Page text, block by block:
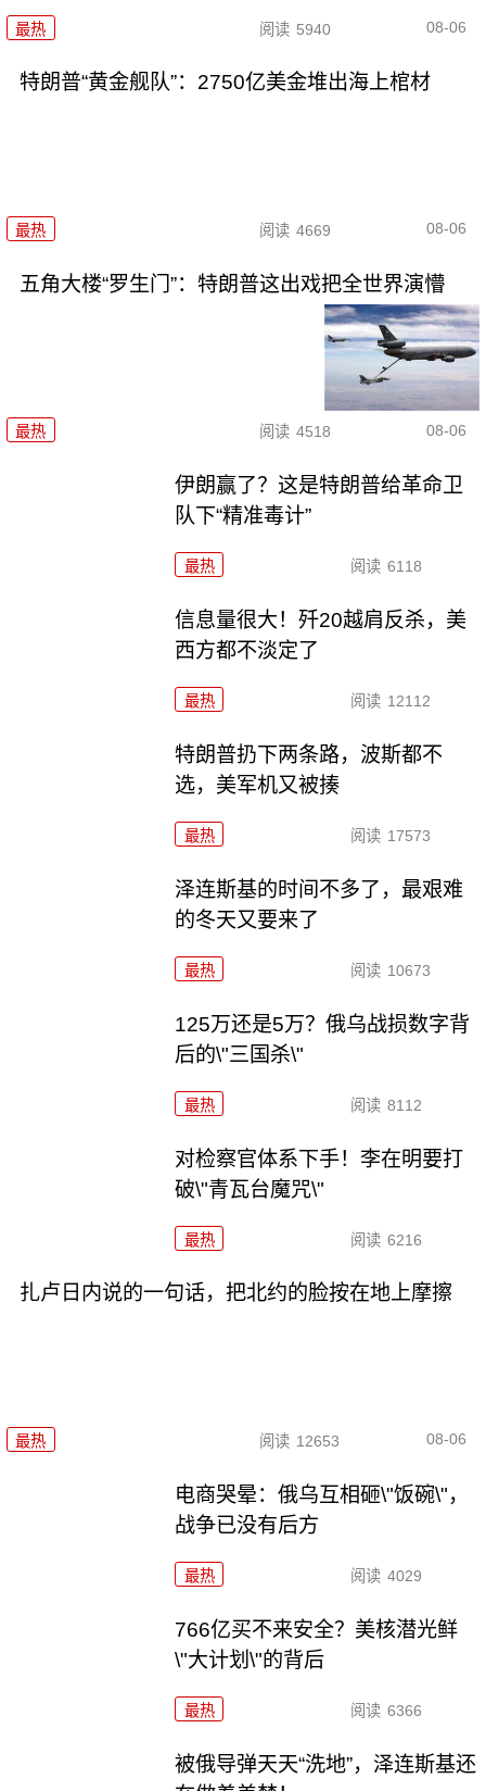
最热 阅读 5940 08-06
特朗普“黄金舰队”：2750亿美金堆出海上棺材
最热 阅读 4669 08-06
五角大楼“罗生门”：特朗普这出戏把全世界演懵
最热 阅读 4518 08-06
伊朗赢了？这是特朗普给革命卫
队下“精准毒计”
最热 阅读 6118
信息量很大！歼20越肩反杀，美
西方都不淡定了
最热 阅读 12112
特朗普扔下两条路，波斯都不
选，美军机又被揍
最热 阅读 17573
泽连斯基的时间不多了，最艰难
的冬天又要来了
最热 阅读 10673
125万还是5万？俄乌战损数字背
后的\"三国杀\"
最热 阅读 8112
对检察官体系下手！李在明要打
破\"青瓦台魔咒\"
最热 阅读 6216
扎卢日内说的一句话，把北约的脸按在地上摩擦
最热 阅读 12653 08-06
电商哭晕：俄乌互相砸\"饭碗\"，
战争已没有后方
最热 阅读 4029
766亿买不来安全？美核潜光鲜
\"大计划\"的背后
最热 阅读 6366
被俄导弹天天“洗地”，泽连斯基还